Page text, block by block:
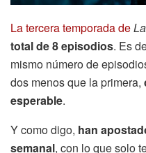
La tercera temporada de
total de 8 episodios. Es
mismo número de
dos menos que la primera,
esperable.
Y como digo, han
semanal, con lo que solo